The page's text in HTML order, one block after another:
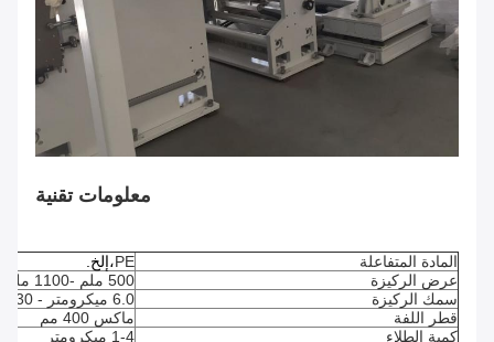
معلومات تقنية
المادة المتفاعلة PE،إلخ.
عرض الركيزة
500 ملم -1100 ملم
سمك الركيزة
6.0 ميكرومتر - 30 ميكرومتر
قطر اللفة
ماكس 400 مم
كمية الطلاء
1-4 ميكرومتر